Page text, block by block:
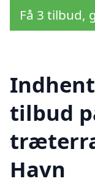
Få 3 tilbud,
tilbud
Havn